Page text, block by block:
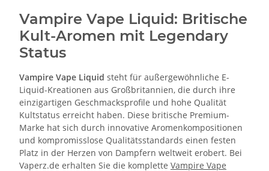
Vampire Vape Liquid: Britische
Kult-Aromen mit Legendary
Status
Vampire Vape Liquid steht für außergewöhnliche E-
Liquid-Kreationen aus Großbritannien, die durch ihre
einzigartigen Geschmacksprofile und hohe Qualität
Kultstatus erreicht haben. Diese britische Premium-
Marke hat sich durch innovative Aromenkompositionen
und kompromisslose Qualitätsstandards einen festen
Platz in der Herzen von Dampfern weltweit erobert. Bei
Vaperz.de erhalten Sie die komplette Vampire Vape